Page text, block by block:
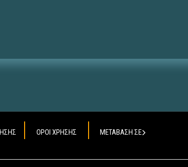
ΟΡΟΙ ΧΡΗΣΗΣ ΜΕΤΑΒΑΣΗ ΣΕ